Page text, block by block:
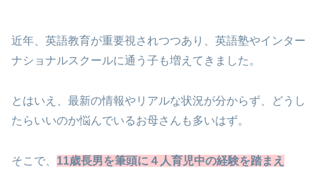
近年、英語教育が重要視されつつあり、英語塾やインター
ナショナルスクールに通う子も増えてきました。
とはいえ、最新の情報やリアルな状況が分からず、どうし
たらいいのか悩んでいるお母さんも多いはず。
そこで、 11歳長男を筆頭に４人育児中の経験を踏まえ